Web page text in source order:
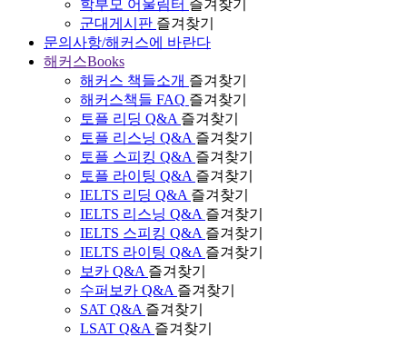
학부모 어울림터 즐겨찾기
군대게시판 즐겨찾기
문의사항/해커스에 바란다
해커스Books
해커스 책들소개 즐겨찾기
해커스책들 FAQ 즐겨찾기
토플 리딩 Q&A 즐겨찾기
토플 리스닝 Q&A 즐겨찾기
토플 스피킹 Q&A 즐겨찾기
토플 라이팅 Q&A 즐겨찾기
IELTS 리딩 Q&A 즐겨찾기
IELTS 리스닝 Q&A 즐겨찾기
IELTS 스피킹 Q&A 즐겨찾기
IELTS 라이팅 Q&A 즐겨찾기
보카 Q&A 즐겨찾기
수퍼보카 Q&A 즐겨찾기
SAT Q&A 즐겨찾기
LSAT Q&A 즐겨찾기